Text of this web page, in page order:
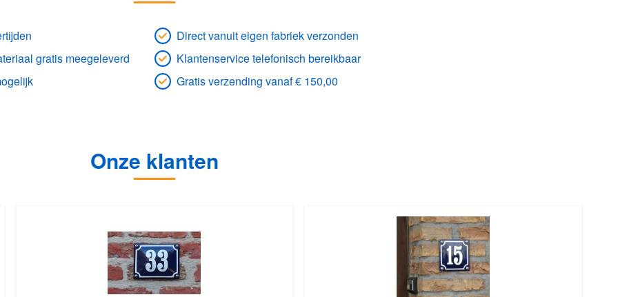
Direct vanuit eigen fabriek verzonden
gratis meegeleverd
Klantenservice telefonisch bereikbaar
Gratis verzending vanaf € 150,00
Onze klanten